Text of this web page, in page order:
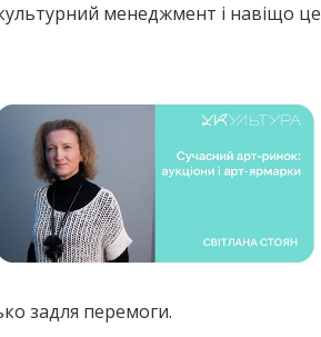
менеджмент і навіщо це
задля перемоги.